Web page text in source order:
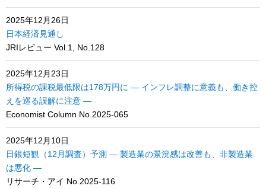
2025年12月26日
日本経済見通し
JRIレビュー Vol.1, No.128
2025年12月23日
所得税の課税最低限は178万円に ― インフレ調整に意義も、働き控
えを巡る誤解に注意 ―
Economist Column No.2025-065
2025年12月10日
日銀短観（12月調査）予測 ― 製造業の景況感は改善も、非製造業
は悪化 ―
リサーチ・アイ No.2025-116